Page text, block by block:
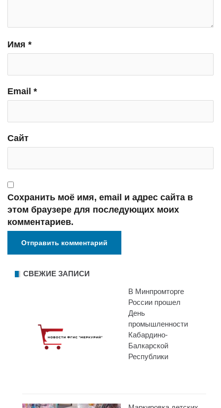
Имя *
Email *
Сайт
Сохранить моё имя, email и адрес сайта в
этом браузере для последующих моих
комментариев.
СВЕЖИЕ ЗАПИСИ
В Минпромторге
России прошел
День
промышленности
Кабардино-
Балкарской
Республики